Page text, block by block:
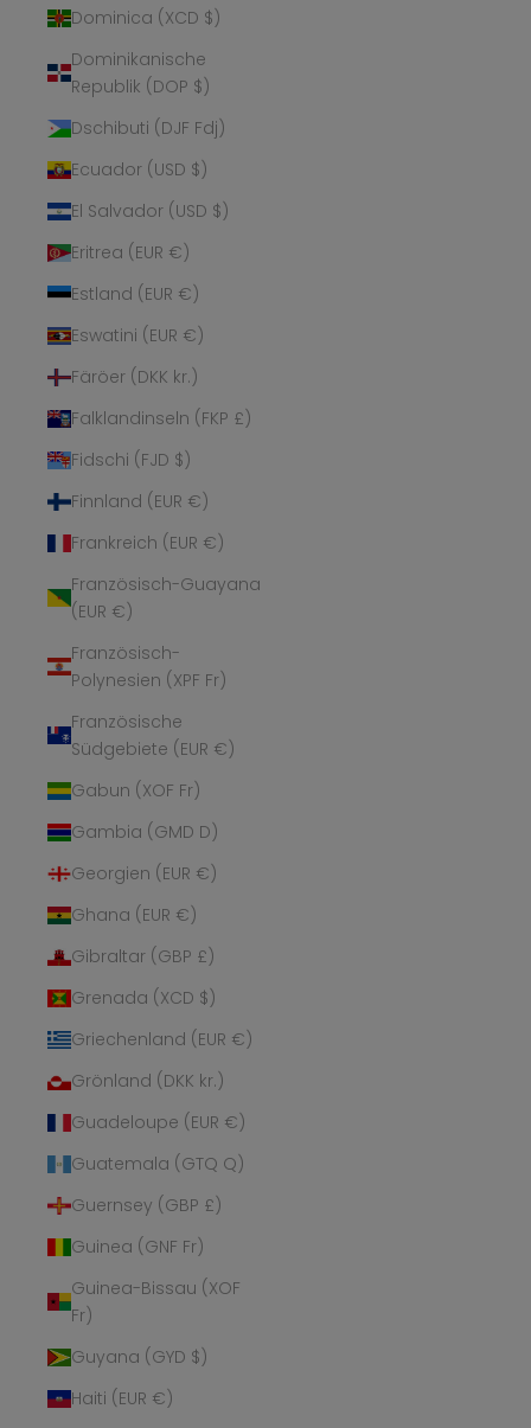
Dominica (XCD $)
Dominikanische
Republik (DOP $)
Dschibuti (DJF Fdj)
Ecuador (USD $)
El Salvador (USD $)
Eritrea (EUR €)
Estland (EUR €)
Eswatini (EUR €)
Färöer (DKK kr.)
Falklandinseln (FKP £)
Fidschi (FJD $)
Finnland (EUR €)
Frankreich (EUR €)
Französisch-Guayana
(EUR €)
Französisch-
Polynesien (XPF Fr)
Französische
Südgebiete (EUR €)
Gabun (XOF Fr)
Gambia (GMD D)
Georgien (EUR €)
Ghana (EUR €)
Gibraltar (GBP £)
Grenada (XCD $)
Griechenland (EUR €)
Grönland (DKK kr.)
Guadeloupe (EUR €)
Guatemala (GTQ Q)
Guernsey (GBP £)
Guinea (GNF Fr)
Guinea-Bissau (XOF
Fr)
Guyana (GYD $)
Haiti (EUR €)